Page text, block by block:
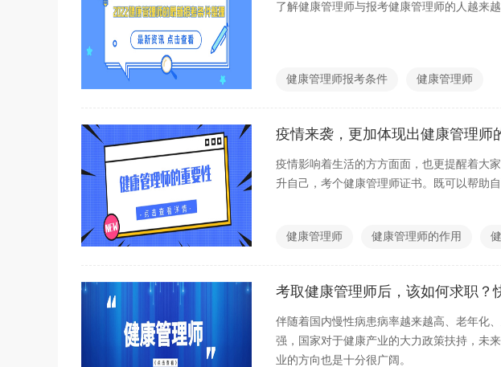
了解健康管理师与报考健康管理师的人越来
健康管理师报考条件 健康管理师
疫情来袭，更加体现出健康管理师
疫情影响着生活的方方面面，也更提醒着大
升自己，考个健康管理师证书。既可以帮助
健康管理师 健康管理师的作用
考取健康管理师后，该如何求职？
伴随着国内慢性病患病率越来越高、老年化
强，国家对于健康产业的大力政策扶持，未
业的方向也是十分很广阔。